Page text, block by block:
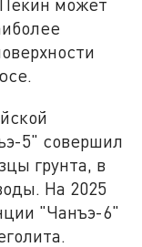
5" совершил
грунта, в
На 2025
"Чанъэ-6"